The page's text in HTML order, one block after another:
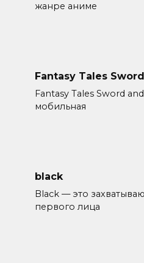
жанре аниме
Fantasy Tales
Fantasy Tales Sword
мобильная
black
Black — это
первого лица